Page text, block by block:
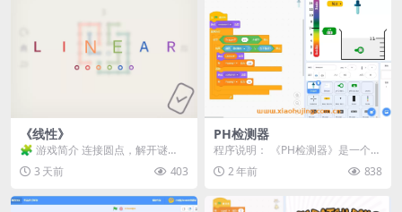
《线性》
🧩 游戏简介 连接圆点，解开谜
题。 ⚠️ 重要提示 所有关卡均可通
关，请确保使用...
3 天前 403
PH检测器
程序说明： 《PH检测器》是一个基
于Scratch平台制作的工具类小程
序，旨在帮...
2 年前 838